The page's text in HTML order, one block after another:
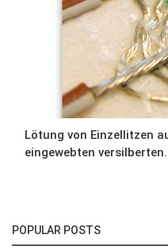
Lötung von Einzellitzen
eingewebten
POPULAR POSTS